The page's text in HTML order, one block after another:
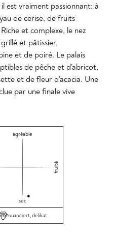
est vraiment passionnant: à
de cerise, de fruits
et complexe, le nez
et pâtissier,
et de poiré. Le palais
de pêche et d’abricot,
et de fleur d’acacia. Une
par une finale vive
agréable
fruité
sec
nuanciert, delikat